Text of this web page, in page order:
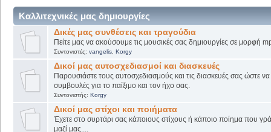
Καλλιτεχνικές μας δημιουργίες
Δικές μας συνθέσεις και τραγούδια
Πείτε μας να ακούσουμε τις μουσικές σας δημιουργίες σε μορφή
Συντονιστές: vangelis, Korgy
Δικοί μας αυτοσχεδιασμοί και διασκευές
Παρουσιάστε τους αυτοσχεδιασμούς και τις διασκευές σας ώστε να
συμβουλές για το παίξιμο και τον ήχο σας.
Συντονιστής: Korgy
Δικοί μας στίχοι και ποιήματα
Έχετε στο συρτάρι σας κάποιους στίχους ή κάποιο ποίημα που
μαζί μας....